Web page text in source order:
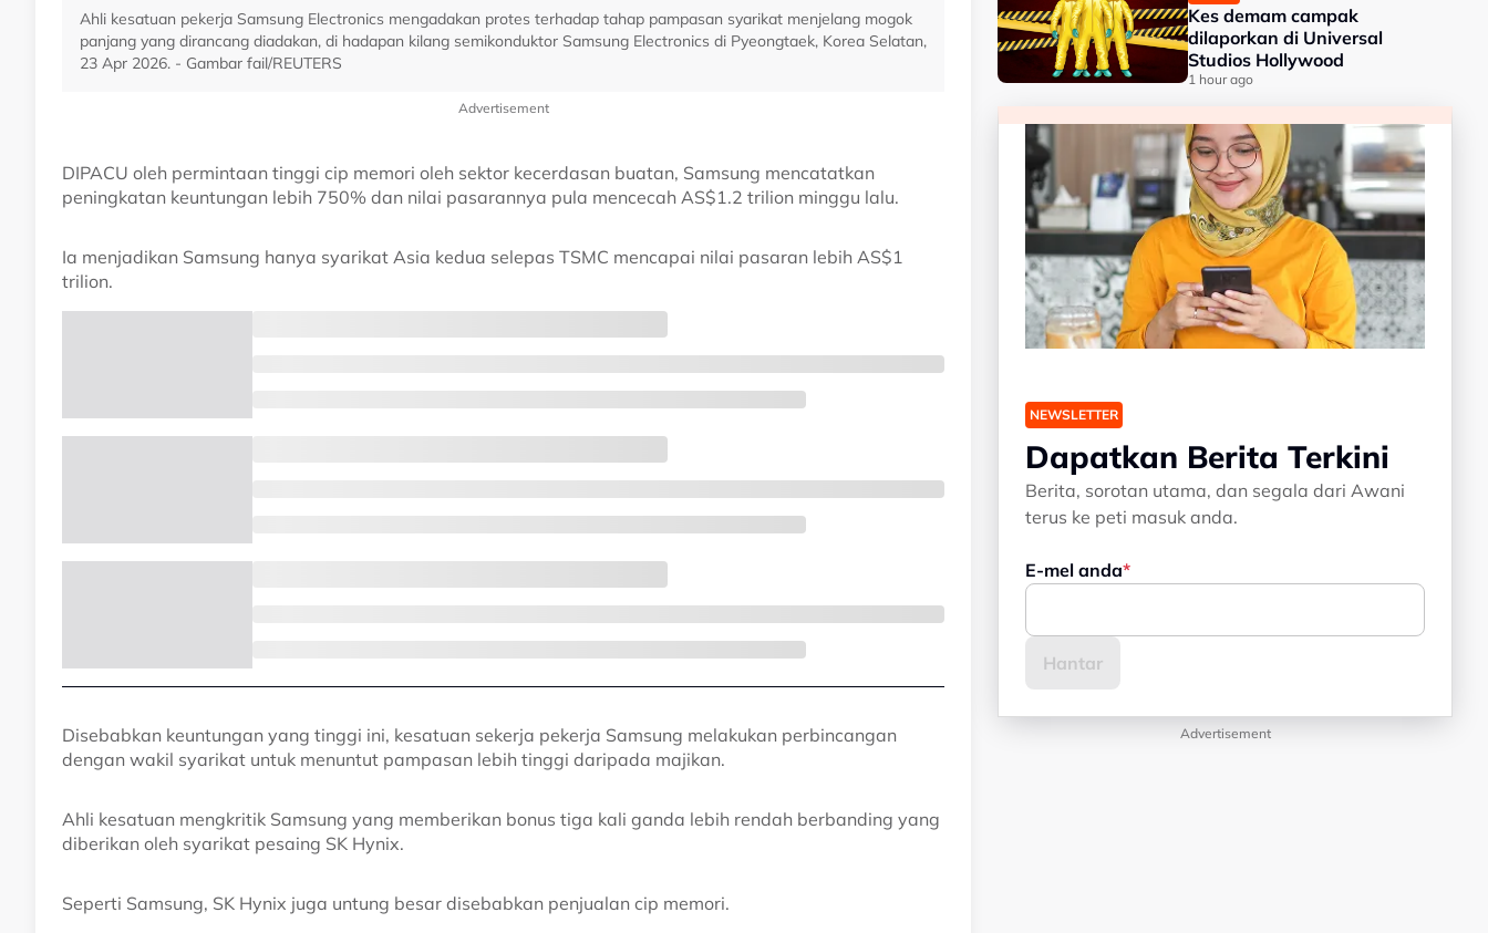
Ahli kesatuan pekerja Samsung Electronics mengadakan protes terhadap tahap pampasan syarikat menjelang mogok
panjang yang dirancang diadakan, di hadapan kilang semikonduktor Samsung Electronics di Pyeongtaek, Korea Selatan,
23 Apr 2026. - Gambar fail/REUTERS
Advertisement
DIPACU oleh permintaan tinggi cip memori oleh sektor kecerdasan buatan, Samsung mencatatkan
peningkatan keuntungan lebih 750% dan nilai pasarannya pula mencecah AS$1.2 trilion minggu lalu.
Ia menjadikan Samsung hanya syarikat Asia kedua selepas TSMC mencapai nilai pasaran lebih AS$1
trilion.
Disebabkan keuntungan yang tinggi ini, kesatuan sekerja pekerja Samsung melakukan perbincangan
dengan wakil syarikat untuk menuntut pampasan lebih tinggi daripada majikan.
Ahli kesatuan mengkritik Samsung yang memberikan bonus tiga kali ganda lebih rendah berbanding yang
diberikan oleh syarikat pesaing SK Hynix.
Seperti Samsung, SK Hynix juga untung besar disebabkan penjualan cip memori.
Kes demam campak
dilaporkan di Universal
Studios Hollywood
1 hour ago
NEWSLETTER
Dapatkan Berita Terkini
Berita, sorotan utama, dan segala dari Awani
terus ke peti masuk anda.
E-mel anda
Advertisement